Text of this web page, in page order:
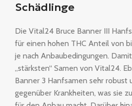
Schädlinge
Die Vital24 Bruce Banner III
für einen hohen THC Anteil von
je nach Anbaubedingungen.
„stärksten“ Samen von Vital24.
Banner 3 Hanfsamen sehr robust
gegenüber Krankheiten, was sie